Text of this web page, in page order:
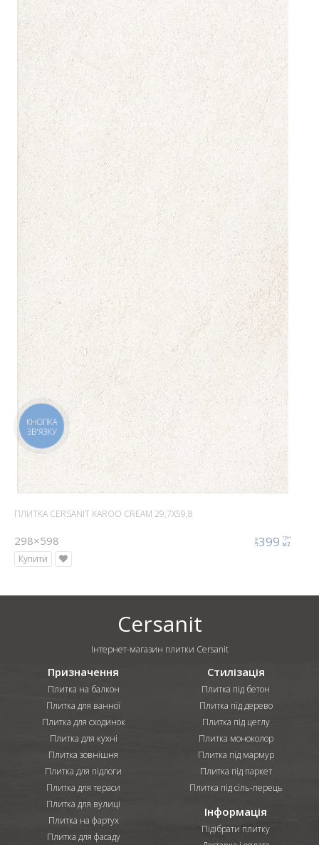
ПЛИТКА CERSANIT KAROO CREAM 29,7X59,8
298×598 ціна399 грн
м2
Купити
Cersanit
Інтернет-магазин плитки Cersanit
Призначення
Плитка на балкон
Плитка для ванної
Плитка для сходинок
Плитка для кухні
Плитка зовнішня
Плитка для підлоги
Плитка для тераси
Плитка для вулиці
Плитка на фартух
Плитка для фасаду
Стилізація
Плитка під бетон
Плитка під дерево
Плитка під цеглу
Плитка моноколор
Плитка під мармур
Плитка під паркет
Плитка під сіль-перець
Інформація
Підібрати плитку
КНОПКА
ЗВ'ЯЗКУ